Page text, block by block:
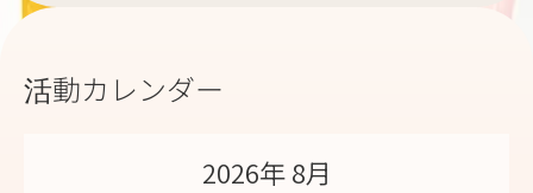
活動カレンダー
2026年 8月